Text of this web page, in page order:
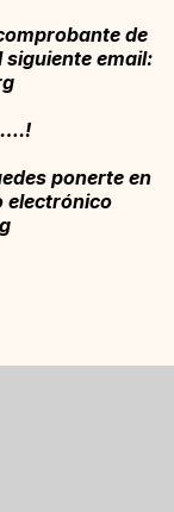
de
email:
ponerte en
electrónico